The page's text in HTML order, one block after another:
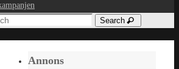
Search
Annons